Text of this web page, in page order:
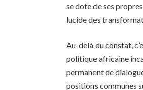
se dote de ses
lucide des
Au-delà du constat,
politique africaine
permanent de
positions communes